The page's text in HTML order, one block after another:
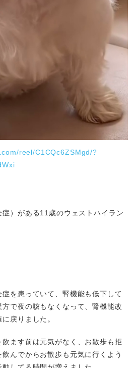
reel/C1CQc6ZSMgd/?
）がある11歳のウェストハイラン
症を患っていて、腎機能も低下して
で夜の咳もなくなって、腎機能改
戻りました。
ます前は元気がなく、お散歩も拒
んでからお散歩も元気に行くよう